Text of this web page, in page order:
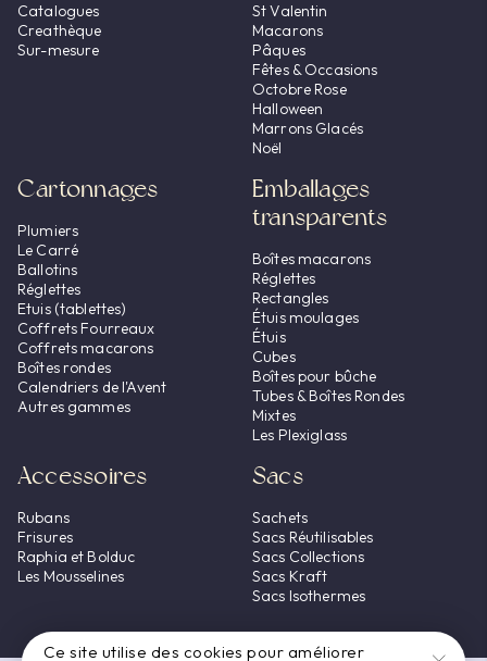
Ce site utilise des cookies pour améliorer
Catalogues
Creathèque
Sur-mesure
St Valentin
Macarons
Pâques
Fêtes & Occasions
Octobre Rose
Halloween
Marrons Glacés
Noël
Cartonnages
Plumiers
Le Carré
Ballotins
Réglettes
Etuis (tablettes)
Coffrets Fourreaux
Coffrets macarons
Boîtes rondes
Calendriers de l'Avent
Autres gammes
Emballages
transparents
Boîtes macarons
Réglettes
Rectangles
Étuis moulages
Étuis
Cubes
Boîtes pour bûche
Tubes & Boîtes Rondes
Mixtes
Les Plexiglass
Accessoires
Rubans
Frisures
Raphia et Bolduc
Les Mousselines
Sacs
Sachets
Sacs Réutilisables
Sacs Collections
Sacs Kraft
Sacs Isothermes